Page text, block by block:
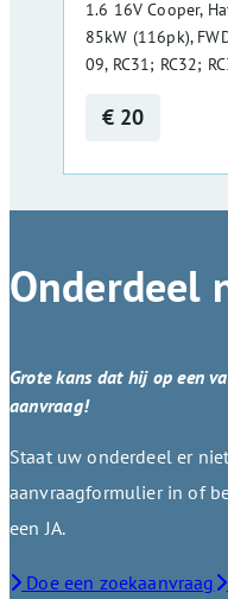
1.6 16V Cooper,
85kW (116pk),
09, RC31; RC32;
€ 20
Onderdeel
Grote kans dat hij op een
aanvraag!
Staat uw onderdeel er
aanvraagformulier in of
een JA.
Doe een zoekaanvraag